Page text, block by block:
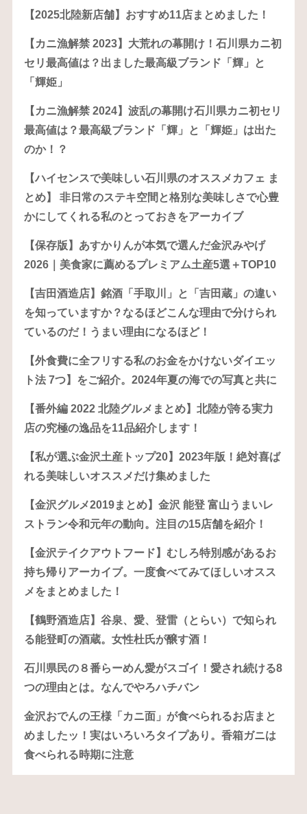
【2025北陸新店舗】おすすめ11店まとめました！
【カニ漁解禁 2023】大荒れの幕開け！石川県カニ初
セリ最高値は？出ました最高級ブランド「輝」と
「輝姫」
【カニ漁解禁 2024】波乱の幕開け石川県カニ初セリ
最高値は？最高級ブランド「輝」と「輝姫」は出た
のか！？
【ハイセンスで美味しい石川県のオススメカフェ ま
とめ】 非日常のステキ空間と格別な美味しさで心豊
かにしてくれる私のとっておきをアーカイブ
【保存版】あすかりんが本気で選んだ金沢みやげ
2026｜美食家に薦めるプレミアム土産5選＋TOP10
【吉田酒造店】銘酒「手取川」と「吉田蔵」の違い
を知っていますか？なるほどこんな理由で分けられ
ているのだ！うまい理由になるほど！
【外食費に全フリする私のお金をかけないダイエッ
ト法 7つ】をご紹介。2024年夏の海での写真と共に
【番外編 2022 北陸グルメまとめ】北陸が誇る実力
店の究極の逸品を11品紹介します！
【私が選ぶ金沢土産トップ20】2023年版！絶対喜ば
れる美味しいオススメだけ集めました
【金沢グルメ2019まとめ】金沢 能登 富山うまいレ
ストラン令和元年の動向。注目の15店舗を紹介！
【金沢テイクアウトフード】むしろ特別感があるお
持ち帰りアーカイブ。一度食べてみてほしいオスス
メをまとめました！
【鶴野酒造店】谷泉、愛、登雷（とらい）で知られ
る能登町の酒蔵。女性杜氏が醸す酒！
石川県民の８番らーめん愛がスゴイ！愛され続ける8
つの理由とは。なんでやろハチバン
金沢おでんの王様「カニ面」が食べられるお店まと
めましたッ！実はいろいろタイプあり。香箱ガニは
食べられる時期に注意